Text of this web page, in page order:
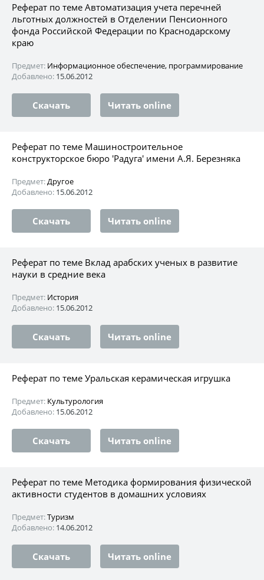
Реферат по теме Автоматизация учета перечней
льготных должностей в Отделении Пенсионного
фонда Российской Федерации по Краснодарскому
краю
Предмет: Информационное обеспечение, программирование
Добавлено: 15.06.2012
Скачать Читать online
Реферат по теме Машиностроительное
конструкторское бюро 'Радуга' имени А.Я. Березняка
Предмет:Другое
Добавлено: 15.06.2012
Скачать Читать online
Реферат по теме Вклад арабских ученых в развитие
науки в средние века
Предмет: История
Добавлено: 15.06.2012
Скачать Читать online
Реферат по теме Уральская керамическая игрушка
Предмет: Культурология
Добавлено: 15.06.2012
Скачать Читать online
Реферат по теме Методика формирования физической
активности студентов в домашних условиях
Предмет:Туризм
Добавлено: 14.06.2012
Скачать Читать online